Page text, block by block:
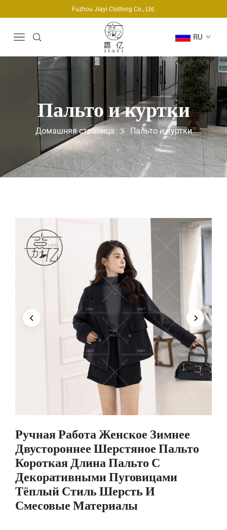
Fuzhou Jiayi Clothing Co., Ltd.
RU
Пальто и куртки
Домашняя страница Пальто и куртки
Ручная Работа Женское Зимнее
Двустороннее Шерстяное Пальто
Короткая Длина Пальто С
Декоративными Пуговицами
Тёплый Стиль Шерсть И
Смесовые Материалы